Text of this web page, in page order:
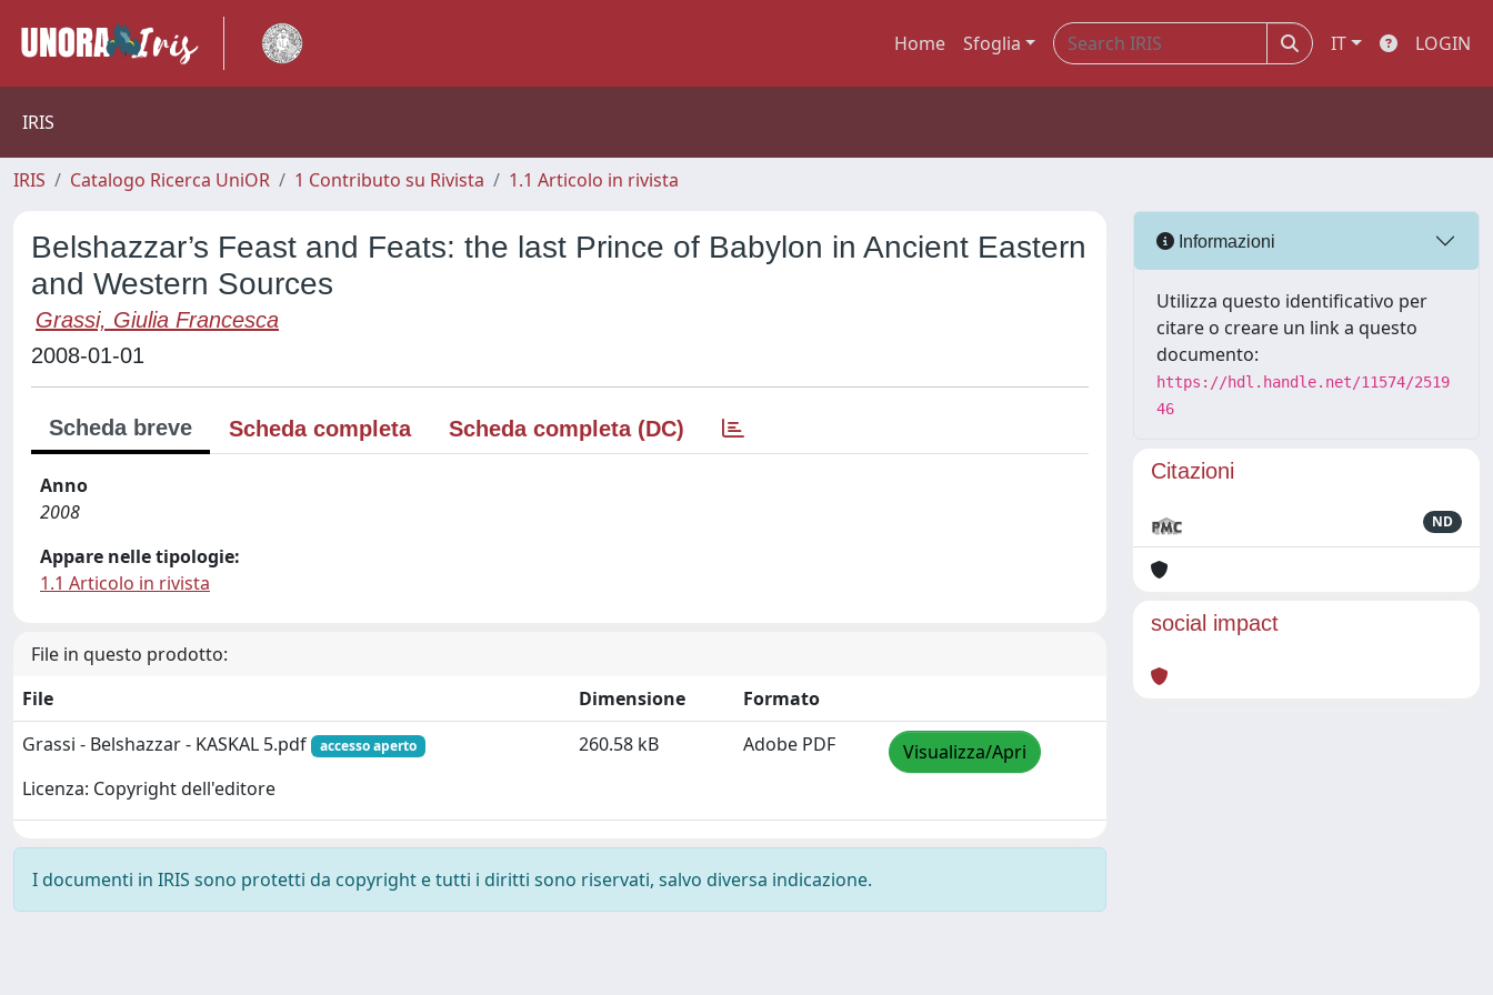
Home Sfoglia IT LOGIN
IRIS
IRIS Catalogo Ricerca UniOR 1 Contributo su Rivista 1.1 Articolo in rivista
Belshazzar’s Feast and Feats: the last Prince of Babylon in Ancient Eastern
and Western Sources
Grassi, Giulia Francesca
2008-01-01
Scheda breve Scheda completa Scheda completa (DC)
Anno
2008
Appare nelle tipologie:
1.1 Articolo in rivista
File in questo prodotto:
File
Dimensione
Formato
Grassi - Belshazzar - KASKAL 5.pdf
accesso aperto
Licenza: Copyright dell'editore
260.58 kB Adobe PDF Visualizza/Apri
I documenti in IRIS sono protetti da copyright e tutti i diritti sono riservati, salvo diversa indicazione.
Informazioni
Utilizza questo identificativo per
citare o creare un link a questo
documento:
https://hdl.handle.net/11574/2519
46
Citazioni
ND
social impact